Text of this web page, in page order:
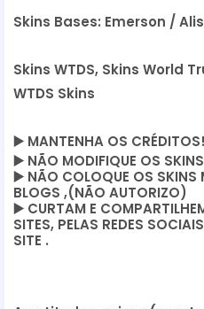
Skins Bases: Emerson /
Skins WTDS, Skins World
WTDS Skins
▶️ MANTENHA OS CRÉDITOS!
▶️ NÃO MODIFIQUE OS
▶️ NÃO COLOQUE OS SKINS
BLOGS ,(NÃO AUTORIZO)
▶️ CURTAM E
SITES, PELAS REDES
SITE .